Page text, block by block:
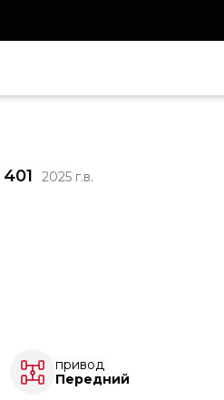
2025 г.в.
привод
Передний